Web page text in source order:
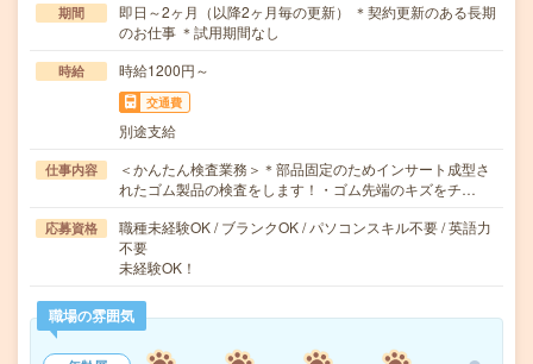
期間
即日～2ヶ月（以降2ヶ月毎の更新） ＊契約更新のある長期
のお仕事 ＊試用期間なし
時給 時給1200円～
交通費
別途支給
仕事内容
＜かんたん検査業務＞＊部品固定のためインサート成型さ
れたゴム製品の検査をします！・ゴム先端のキズをチ…
応募資格
職種未経験OK / ブランクOK / パソコンスキル不要 / 英語力
不要
未経験OK！
職場の雰囲気